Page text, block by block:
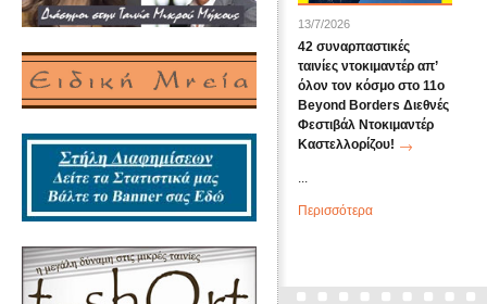
13/7/2026
42 συναρπαστικές
ταινίες ντοκιμαντέρ απ’
όλον τον κόσμο στο 11ο
Beyond Borders Διεθνές
Φεστιβάλ Ντοκιμαντέρ
Καστελλορίζου!
...
Περισσότερα